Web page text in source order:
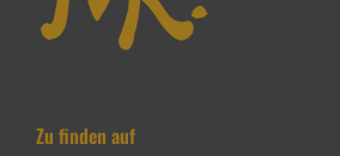
Zu finden auf